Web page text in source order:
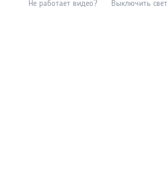
Не работает видео? Выключить свет